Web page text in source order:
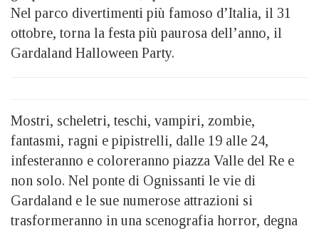
Nel parco divertimenti più famoso d’Italia, il 31
ottobre, torna la festa più paurosa dell’anno, il
Gardaland Halloween Party.
Mostri, scheletri, teschi, vampiri, zombie,
fantasmi, ragni e pipistrelli, dalle 19 alle 24,
infesteranno e coloreranno piazza Valle del Re e
non solo. Nel ponte di Ognissanti le vie di
Gardaland e le sue numerose attrazioni si
trasformeranno in una scenografia horror, degna